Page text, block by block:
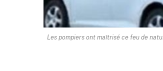
Les pompiers ont maîtrisé ce feu de